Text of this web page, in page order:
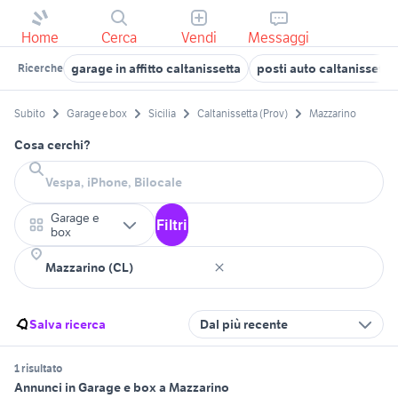
Home Cerca Vendi Messaggi
Ricerche garage in affitto caltanissetta posti auto caltanissetta
Subito Garage e box Sicilia Caltanissetta (Prov) Mazzarino
Cosa cerchi?
Garage e
box
Filtri
Salva ricerca Dal più recente
1 risultato
Annunci in Garage e box a Mazzarino